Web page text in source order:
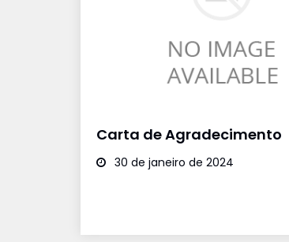
Carta de Agradecimento
30 de janeiro de 2024